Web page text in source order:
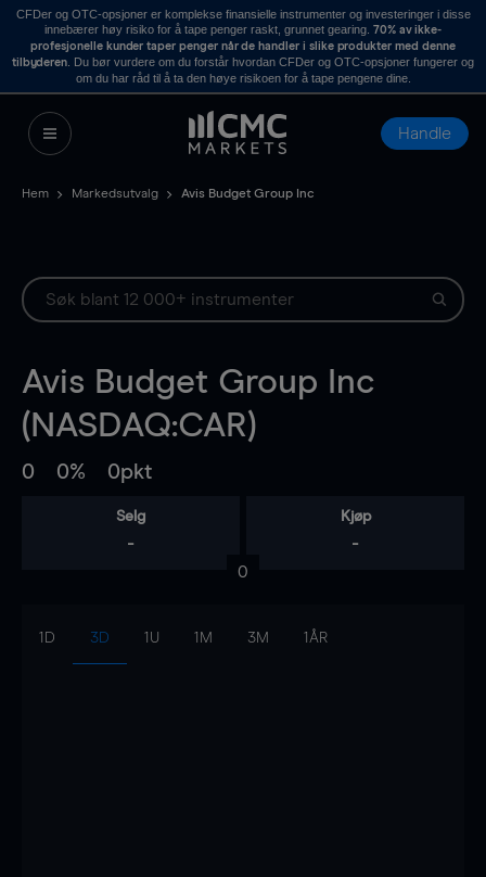
CFDer og OTC-opsjoner er komplekse finansielle instrumenter og investeringer i disse
innebærer høy risiko for å tape penger raskt, grunnet gearing. 70% av ikke-
profesjonelle kunder taper penger når de handler i slike produkter med denne
tilbyderen . Du bør vurdere om du forstår hvordan CFDer og OTC-opsjoner fungerer og
om du har råd til å ta den høye risikoen for å tape pengene dine.
Handle
Hem Markedsutvalg Avis Budget Group Inc
Avis Budget Group Inc
(NASDAQ:CAR)
0 0% 0pkt
Selg
-
Kjøp
-
0
1D 3D 1U 1M 3M 1ÅR